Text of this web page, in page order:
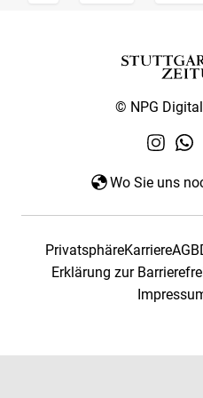
© NPG
Wo Sie uns
PrivatsphäreKarriereAGB
Erklärung zur